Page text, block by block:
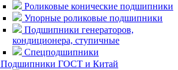
Роликовые конические подшипники
Упорные роликовые подшипники
Подшипники генераторов,
кондиционера, ступичные
Спецподшипники
Подшипники ГОСТ и Китай